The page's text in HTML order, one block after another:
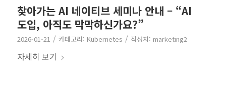
찾아가는 AI 네이티브 세미나 안내 – “AI
도입, 아직도 막막하신가요?”
2026-01-21 / 카테고리: Kubernetes / 작성자: marketing2
자세히 보기